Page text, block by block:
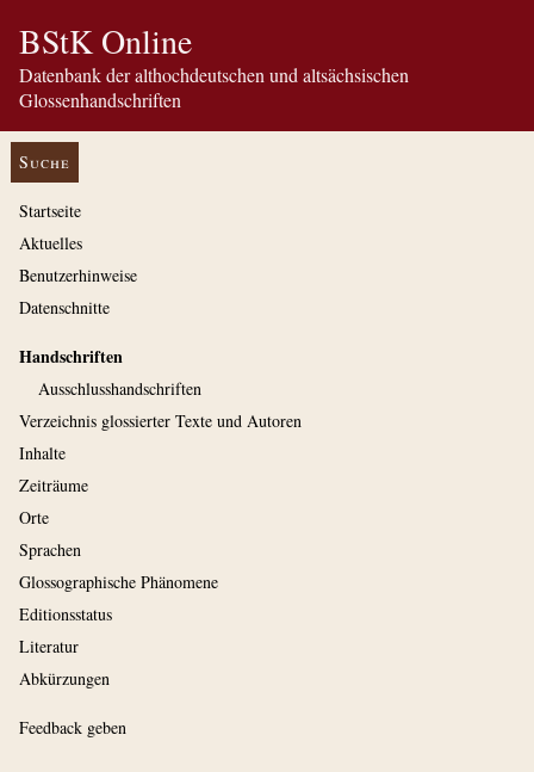
BStK Online
Datenbank der althochdeutschen und altsächsischen
Glossenhandschriften
Suche
Startseite
Aktuelles
Benutzerhinweise
Datenschnitte
Handschriften
Ausschluss­handschriften
Verzeichnis glossierter Texte und Autoren
Inhalte
Zeiträume
Orte
Sprachen
Glossographische Phänomene
Editionsstatus
Literatur
Abkürzungen
Feedback geben